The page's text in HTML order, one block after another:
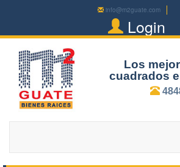
info@m2guate.com
Login
Los
cuadrados